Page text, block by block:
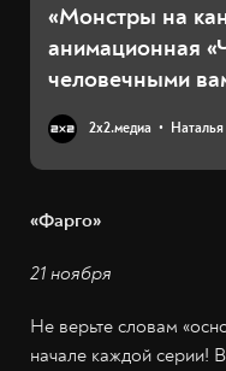
«Монстры на
анимационная
человечными
2х2.медиа
«Фарго»
21 ноября
Не верьте словам
начале каждой серии!